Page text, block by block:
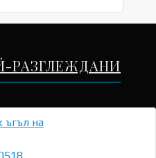
РАЗГЛЕЖДАНИ